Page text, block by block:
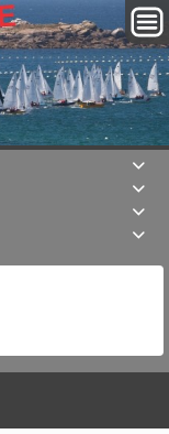



